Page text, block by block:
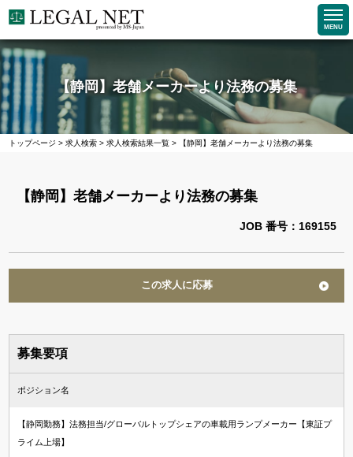
MENU
【静岡】老舗メーカーより法務の募集
トップページ >求人検索 >求人検索結果一覧 > 【静岡】老舗メーカーより法務の募集
【静岡】老舗メーカーより法務の募集
JOB 番号：169155
この求人に応募
募集要項
ポジション名
【静岡勤務】法務担当/グローバルトップシェアの車載用ランプメーカー【東証プ
ライム上場】